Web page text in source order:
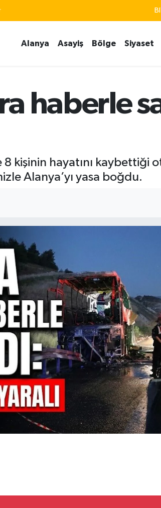
Alanya Asayiş Bölge Siyaset
haberle
kişinin hayatını kaybettiği
Alanya’yı yasa boğdu.